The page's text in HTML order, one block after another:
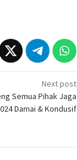
Next post
Semua Pihak Jaga
Damai & Kondusif